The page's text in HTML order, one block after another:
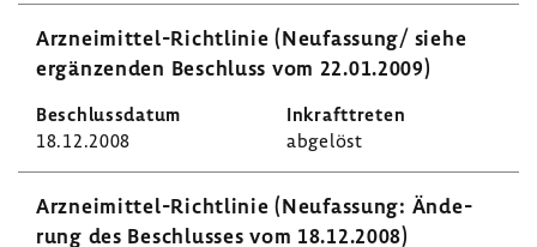
Arzneimittel-​Richtlinie (Neufas­sung/ siehe
ergän­zenden Beschluss vom 22.01.2009)
18.12.2008 abge­löst
Arzneimittel-​Richtlinie (Neufas­sung: Ände­
rung des Beschlusses vom 18.12.2008)